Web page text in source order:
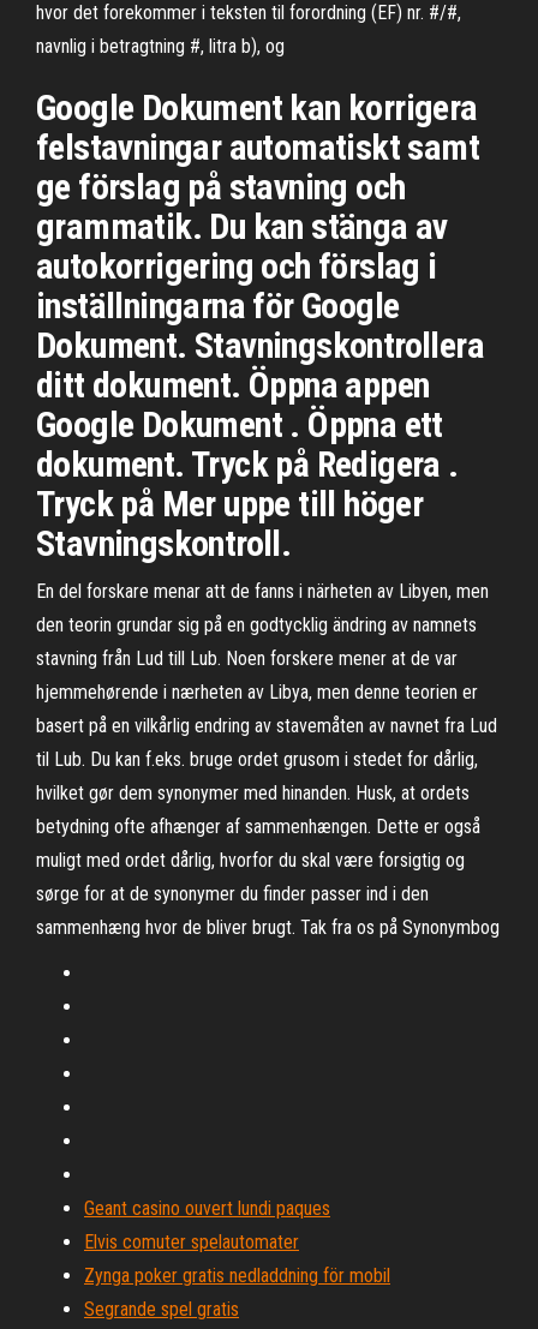
hvor det forekommer i teksten til forordning (EF) nr. #/#,
navnlig i betragtning #, litra b), og
Google Dokument kan korrigera
felstavningar automatiskt samt
ge förslag på stavning och
grammatik. Du kan stänga av
autokorrigering och förslag i
inställningarna för Google
Dokument. Stavningskontrollera
ditt dokument. Öppna appen
Google Dokument . Öppna ett
dokument. Tryck på Redigera .
Tryck på Mer uppe till höger
Stavningskontroll.
En del forskare menar att de fanns i närheten av Libyen, men
den teorin grundar sig på en godtycklig ändring av namnets
stavning från Lud till Lub. Noen forskere mener at de var
hjemmehørende i nærheten av Libya, men denne teorien er
basert på en vilkårlig endring av stavemåten av navnet fra Lud
til Lub. Du kan f.eks. bruge ordet grusom i stedet for dårlig,
hvilket gør dem synonymer med hinanden. Husk, at ordets
betydning ofte afhænger af sammenhængen. Dette er også
muligt med ordet dårlig, hvorfor du skal være forsigtig og
sørge for at de synonymer du finder passer ind i den
sammenhæng hvor de bliver brugt. Tak fra os på Synonymbog
Geant casino ouvert lundi paques
Elvis comuter spelautomater
Zynga poker gratis nedladdning för mobil
Segrande spel gratis